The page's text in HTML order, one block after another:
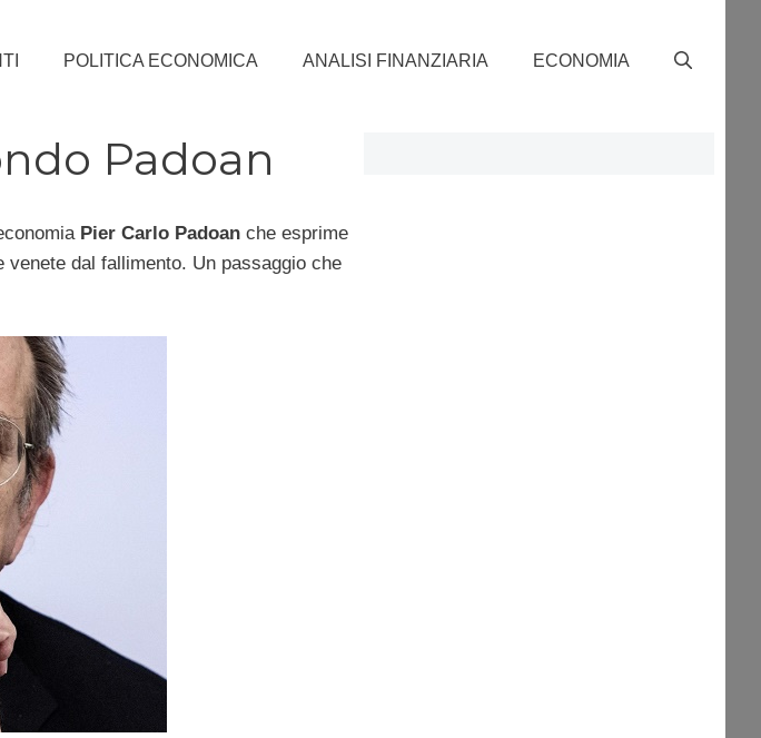
POLITICA ECONOMICA ANALISI FINANZIARIA ECONOMIA
Padoan
Pier Carlo Padoan che esprime
venete dal fallimento. Un passaggio che